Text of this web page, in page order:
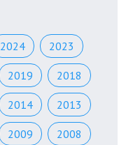
2024 2023
2019 2018
2014 2013
2009 2008